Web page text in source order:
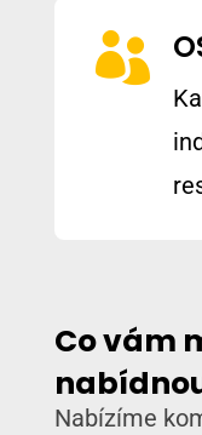

Co vám
Nabízíme